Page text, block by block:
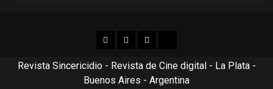
Facebook
TwitterInstagram
Revista Sincericidio - Revista de Cine digital - La Plata -
Buenos Aires - Argentina